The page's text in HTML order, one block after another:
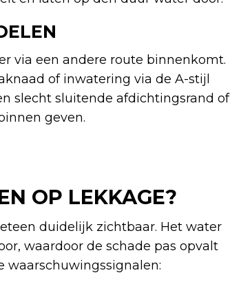
via een andere route binnenkomt.
of inwatering via de A-stijl
slecht sluitende afdichtingsrand of
geven.
OP LEKKAGE?
duidelijk zichtbaar. Het water
waardoor de schade pas opvalt
waarschuwingssignalen: